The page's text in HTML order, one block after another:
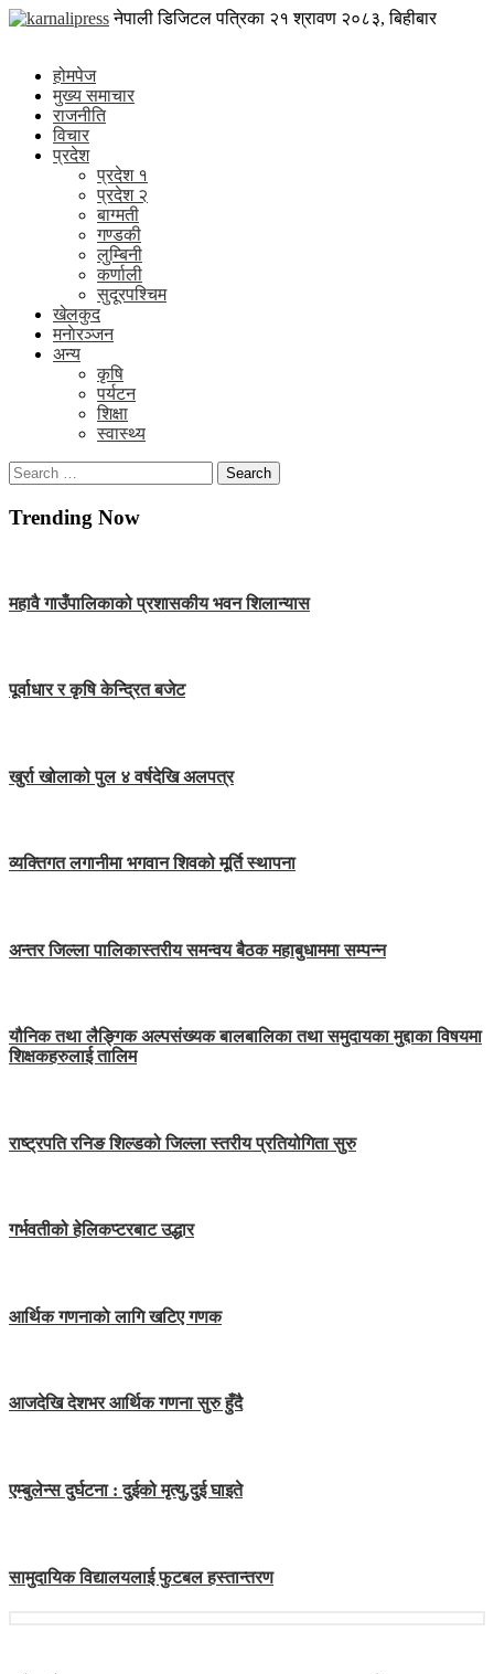
Skip
karnalipress
नेपाली डिजिटल पत्रिका २१ श्रावण २०८३, बिहीबार
होमपेज
मुख्य समाचार
राजनीति
विचार
प्रदेश
प्रदेश १
प्रदेश २
बाग्मती
गण्डकी
लुम्बिनी
कर्णाली
सुदूरपश्चिम
खेलकुद
मनाेरञ्जन
अन्य
कृषि
पर्यटन
शिक्षा
स्वास्थ्य
Search
for:
Trending Now
महावै गाउँपालिकाको प्रशासकीय भवन शिलान्यास
पूर्वाधार र कृषि केन्द्रित बजेट
खुर्रा खोलाको पुल ४ वर्षदेखि अलपत्र
व्यक्तिगत लगानीमा भगवान शिवको मूर्ति स्थापना
अन्तर जिल्ला पालिकास्तरीय समन्वय बैठक महाबुधाममा सम्पन्न
यौनिक तथा लैङ्गिक अल्पसंख्यक बालबालिका तथा समुदायका मुद्दाका विषयमा
शिक्षकहरुलाई तालिम
राष्ट्रपति रनिङ शिल्डको जिल्ला स्तरीय प्रतियोगिता सुरु
गर्भवतीको हेलिकप्टरबाट उद्धार
आर्थिक गणनाकाे लागि खटिए गणक
आजदेखि देशभर आर्थिक गणना सुरु हुँदै
एम्बुलेन्स दुर्घटना : दुईको मृत्यु,दुई घाइते
सामुदायिक विद्यालयलाई फुटबल हस्तान्तरण